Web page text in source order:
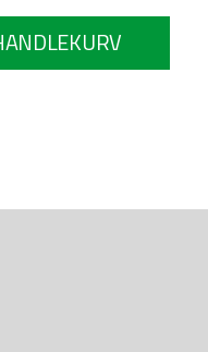
kvaliteten og
vasker. 40x60cm.
enhet.